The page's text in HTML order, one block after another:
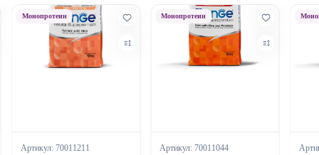
Монопротеин
Артикул: 70011211
Монопротеин
Артикул:70011044